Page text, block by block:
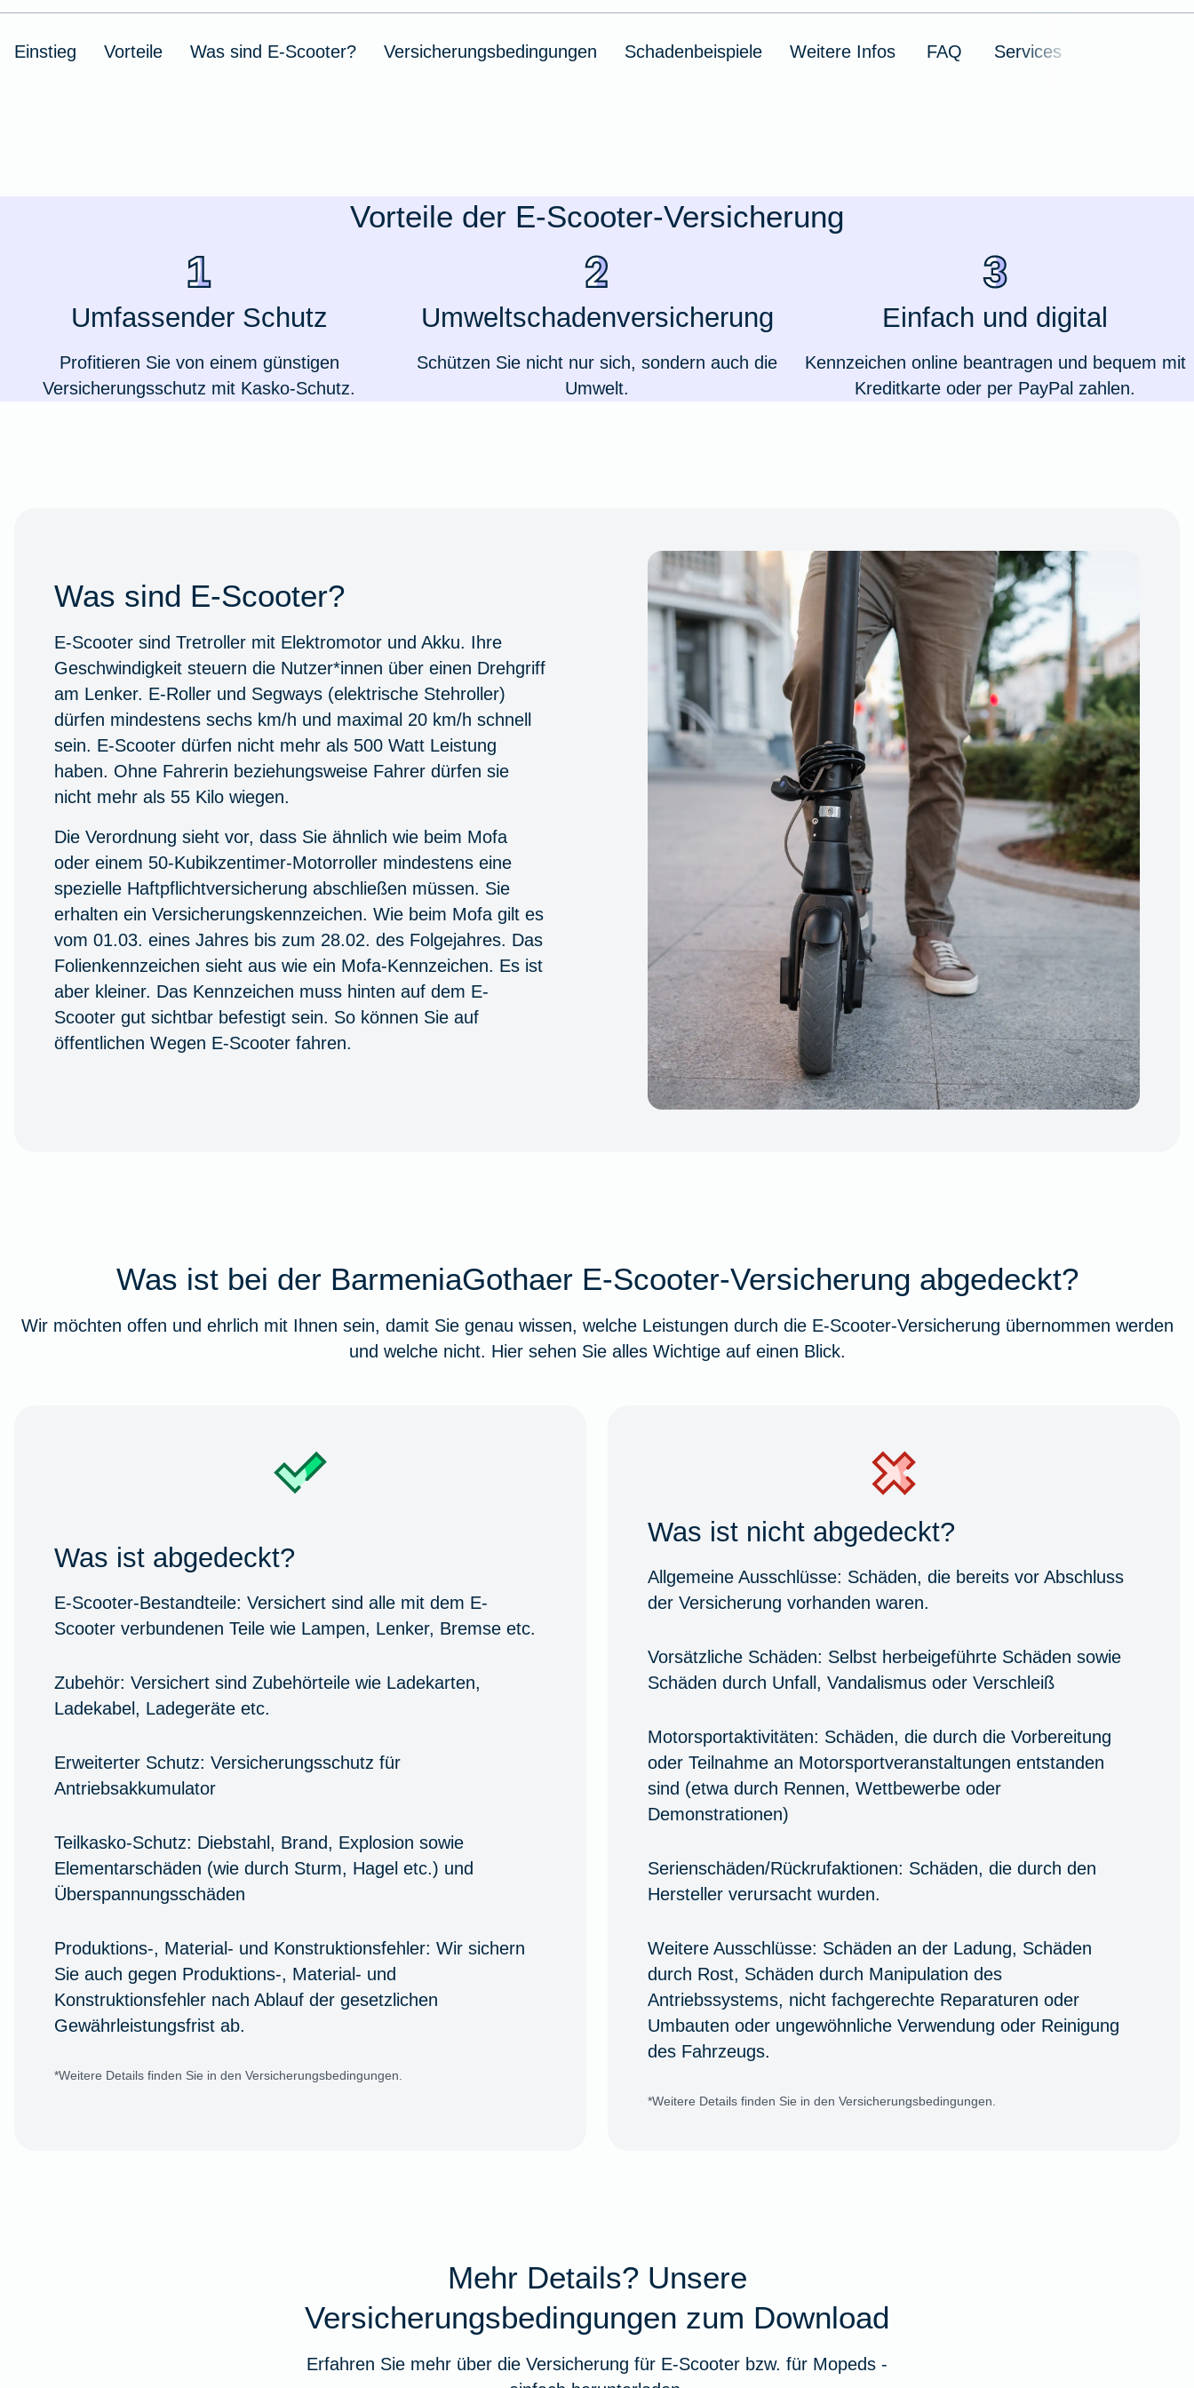
Weil du wichtig bist
Einstieg Vorteile Was sind E-Scooter? Versicherungsbedingungen Schadenbeispiele Weitere Infos FAQ Services
Vorteile der E-Scooter-Versicherung
Umfassender Schutz
Profitieren Sie von einem günstigen
Versicherungsschutz mit Kasko-Schutz.
Umweltschadenversicherung
Schützen Sie nicht nur sich, sondern auch die
Umwelt.
Einfach und digital
Kennzeichen online beantragen und bequem mit
Kreditkarte oder per PayPal zahlen.
Was sind E-Scooter?
E-Scooter sind Tretroller mit Elektromotor und Akku. Ihre
Geschwindigkeit steuern die Nutzer*innen über einen Drehgriff
am Lenker. E-Roller und Segways (elektrische Stehroller)
dürfen mindestens sechs km/h und maximal 20 km/h schnell
sein. E-Scooter dürfen nicht mehr als 500 Watt Leistung
haben. Ohne Fahrerin beziehungsweise Fahrer dürfen sie
nicht mehr als 55 Kilo wiegen.
Die Verordnung sieht vor, dass Sie ähnlich wie beim Mofa
oder einem 50-Kubikzentimer-Motorroller mindestens eine
spezielle Haftpflichtversicherung abschließen müssen. Sie
erhalten ein Versicherungskennzeichen. Wie beim Mofa gilt es
vom 01.03. eines Jahres bis zum 28.02. des Folgejahres. Das
Folienkennzeichen sieht aus wie ein Mofa-Kennzeichen. Es ist
aber kleiner. Das Kennzeichen muss hinten auf dem E-
Scooter gut sichtbar befestigt sein. So können Sie auf
öffentlichen Wegen E-Scooter fahren.
Was ist bei der BarmeniaGothaer E-Scooter-Versicherung abgedeckt?
Wir möchten offen und ehrlich mit Ihnen sein, damit Sie genau wissen, welche Leistungen durch die E-Scooter-Versicherung übernommen werden
und welche nicht. Hier sehen Sie alles Wichtige auf einen Blick.
Was ist abgedeckt?
E-Scooter-Bestandteile: Versichert sind alle mit dem E-
Scooter verbundenen Teile wie Lampen, Lenker, Bremse etc.
Zubehör: Versichert sind Zubehörteile wie Ladekarten,
Ladekabel, Ladegeräte etc.
Erweiterter Schutz: Versicherungsschutz für
Antriebsakkumulator
Teilkasko-Schutz: Diebstahl, Brand, Explosion sowie
Elementarschäden (wie durch Sturm, Hagel etc.) und
Überspannungsschäden
Produktions-, Material- und Konstruktionsfehler: Wir sichern
Sie auch gegen Produktions-, Material- und
Konstruktionsfehler nach Ablauf der gesetzlichen
Gewährleistungsfrist ab.
*Weitere Details finden Sie in den Versicherungsbedingungen.
Was ist nicht abgedeckt?
Allgemeine Ausschlüsse: Schäden, die bereits vor Abschluss
der Versicherung vorhanden waren.
Vorsätzliche Schäden: Selbst herbeigeführte Schäden sowie
Schäden durch Unfall, Vandalismus oder Verschleiß
Motorsportaktivitäten: Schäden, die durch die Vorbereitung
oder Teilnahme an Motorsportveranstaltungen entstanden
sind (etwa durch Rennen, Wettbewerbe oder
Demonstrationen)
Serienschäden/Rückrufaktionen: Schäden, die durch den
Hersteller verursacht wurden.
Weitere Ausschlüsse: Schäden an der Ladung, Schäden
durch Rost, Schäden durch Manipulation des
Antriebssystems, nicht fachgerechte Reparaturen oder
Umbauten oder ungewöhnliche Verwendung oder Reinigung
des Fahrzeugs.
*Weitere Details finden Sie in den Versicherungsbedingungen.
Mehr Details? Unsere
Versicherungsbedingungen zum Download
Erfahren Sie mehr über die Versicherung für E-Scooter bzw. für Mopeds -